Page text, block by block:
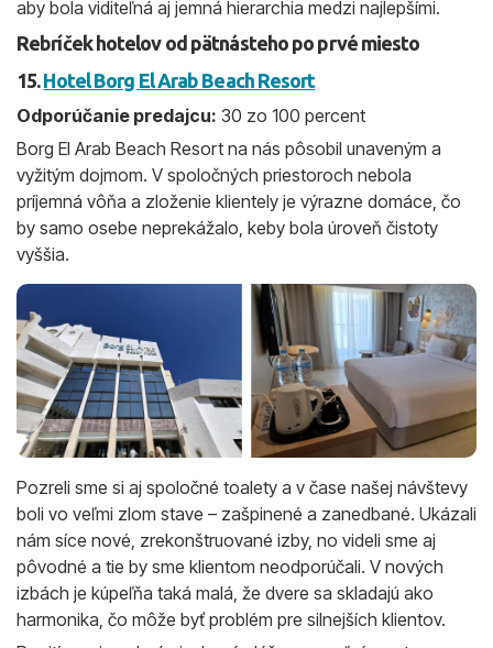
aby bola viditeľná aj jemná hierarchia medzi najlepšími.
Rebríček hotelov od pätnásteho po prvé miesto
15.Hotel Borg El Arab Beach Resort
Odporúčanie predajcu: 30 zo 100 percent
Borg El Arab Beach Resort na nás pôsobil unaveným a
vyžitým dojmom. V spoločných priestoroch nebola
príjemná vôňa a zloženie klientely je výrazne domáce, čo
by samo osebe neprekážalo, keby bola úroveň čistoty
vyššia.
Pozreli sme si aj spoločné toalety a v čase našej návštevy
boli vo veľmi zlom stave – zašpinené a zanedbané. Ukázali
nám síce nové, zrekonštruované izby, no videli sme aj
pôvodné a tie by sme klientom neodporúčali. V nových
izbách je kúpeľňa taká malá, že dvere sa skladajú ako
harmonika, čo môže byť problém pre silnejších klientov.